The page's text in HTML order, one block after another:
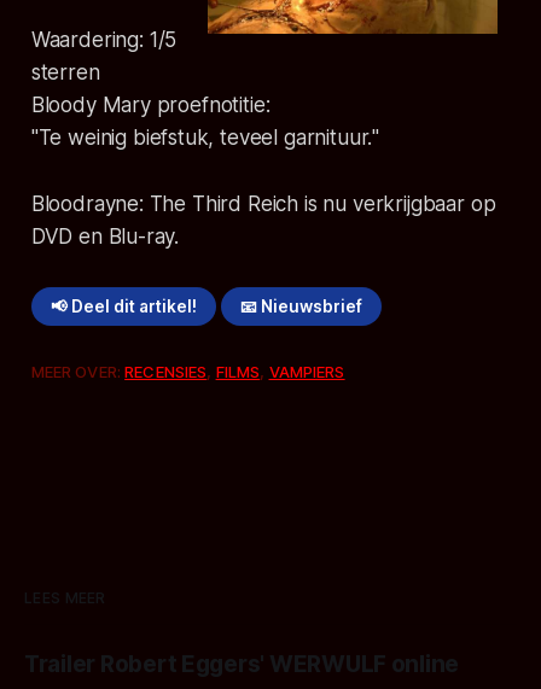
Waardering: 1/5
sterren
Bloody Mary proefnotitie:
"Te weinig biefstuk, teveel garnituur."
Bloodrayne: The Third Reich is nu verkrijgbaar op
DVD en Blu-ray.
📢 Deel dit artikel! 📧 Nieuwsbrief
MEER OVER:RECENSIES, FILMS, VAMPIERS
LEES MEER
Trailer Robert Eggers' WERWULF online